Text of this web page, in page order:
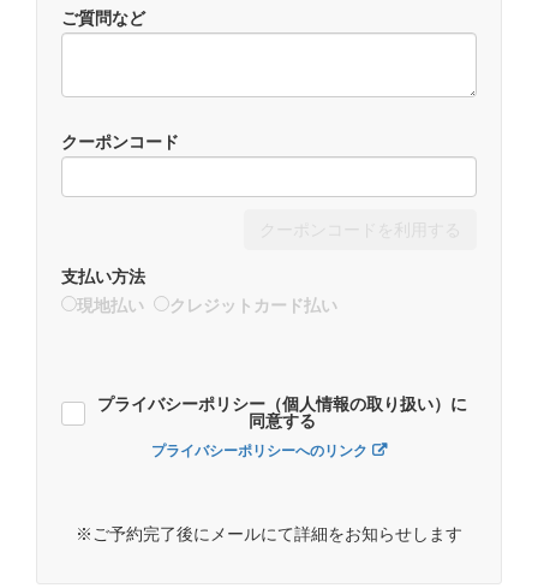
ご質問など
クーポンコード
支払い方法
現地払い
クレジットカード払い
プライバシーポリシー（個人情報の取り扱い）に
同意する
プライバシーポリシーへのリンク
※ご予約完了後にメールにて詳細をお知らせします